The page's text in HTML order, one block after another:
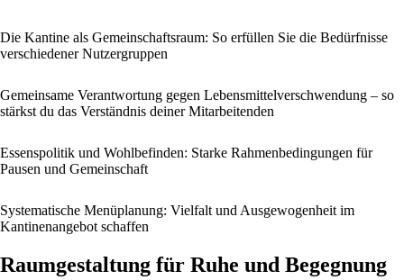
Die Kantine als Gemeinschaftsraum: So erfüllen Sie die Bedürfnisse
verschiedener Nutzergruppen
Gemeinsame Verantwortung gegen Lebensmittelverschwendung – so
stärkst du das Verständnis deiner Mitarbeitenden
Essenspolitik und Wohlbefinden: Starke Rahmenbedingungen für
Pausen und Gemeinschaft
Systematische Menüplanung: Vielfalt und Ausgewogenheit im
Kantinenangebot schaffen
Raumgestaltung für Ruhe und Begegnung